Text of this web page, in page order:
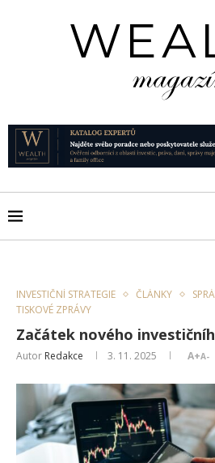
INVESTIČNÍ STRATEGIE ČLÁNKY
TISKOVÉ ZPRÁVY
Začátek nového
Autor Redakce 3. 11. 2025 A+A-